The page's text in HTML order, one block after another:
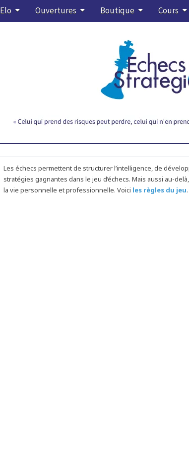
Elo Ouvertures Boutique Cours
Les échecs permettent de structurer l’intelligence, de
stratégies gagnantes dans le jeu d’échecs. Mais aussi au-
la vie personnelle et professionnelle. Voici les règles du jeu.